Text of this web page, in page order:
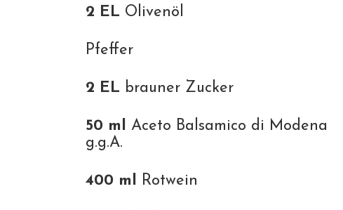
2 EL Olivenöl
Pfeffer
2 EL brauner Zucker
50 ml Aceto Balsamico di Modena
g.g.A.
400 ml Rotwein